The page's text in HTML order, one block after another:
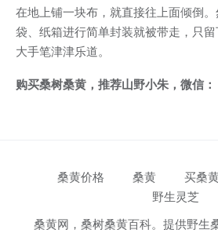
在地上铺一块布，就直接往上面倾倒
袋、纸箱进行简单封装就被带走，只
大手笔津津乐道。
购买桑树桑黄，推荐山野小朱，微信
桑黄价格 桑黄 买桑
野生灵芝
桑黄网，桑树桑黄百科。提供野生